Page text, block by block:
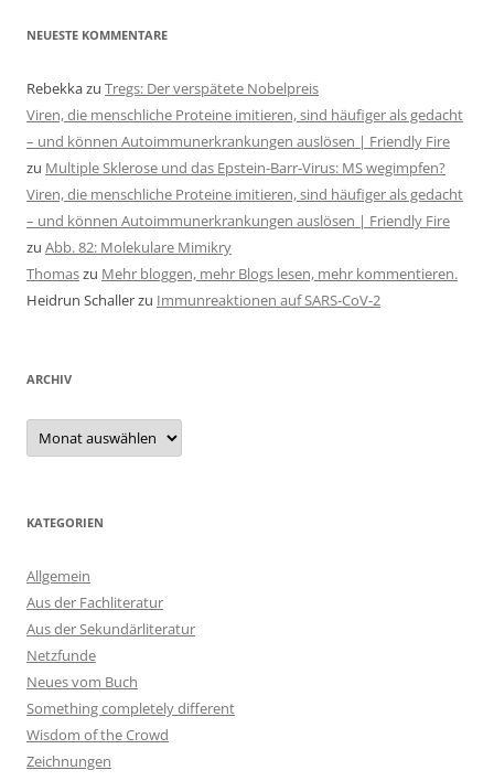
NEUESTE KOMMENTARE
Rebekkazu Tregs: Der verspätete Nobelpreis
Viren, die menschliche Proteine imitieren, sind häufiger als gedacht
– und können Autoimmunerkrankungen auslösen | Friendly Fire
zu Multiple Sklerose und das Epstein-Barr-Virus: MS wegimpfen?
Viren, die menschliche Proteine imitieren, sind häufiger als gedacht
– und können Autoimmunerkrankungen auslösen | Friendly Fire
zu Abb. 82: Molekulare Mimikry
Thomaszu Mehr bloggen, mehr Blogs lesen, mehr kommentieren.
Heidrun Schallerzu Immunreaktionen auf SARS-CoV-2
ARCHIV
Archiv
KATEGORIEN
Allgemein
Aus der Fachliteratur
Aus der Sekundärliteratur
Netzfunde
Neues vom Buch
Something completely different
Wisdom of the Crowd
Zeichnungen